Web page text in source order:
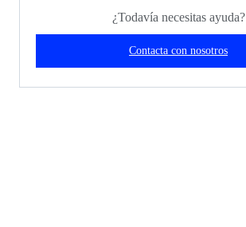
¿Todavía necesitas ayuda?
Contacta con nosotros